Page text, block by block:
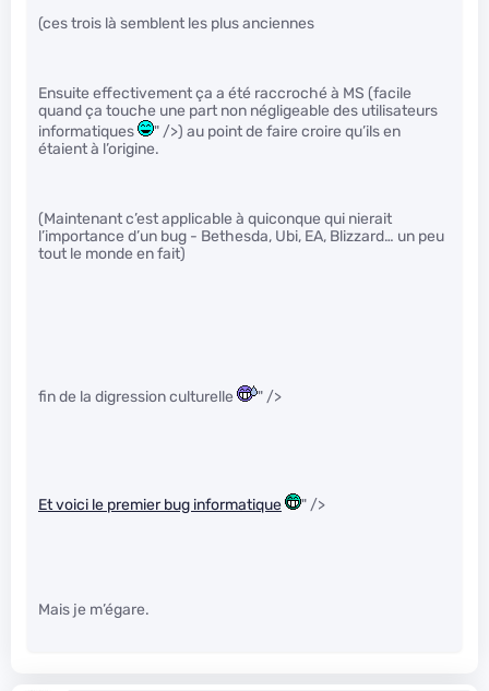
(ces trois là semblent les plus anciennes
Ensuite effectivement ça a été raccroché à MS (facile
quand ça touche une part non négligeable des utilisateurs
informatiques
" />) au point de faire croire qu’ils en
étaient à l’origine.
(Maintenant c’est applicable à quiconque qui nierait
l’importance d’un bug - Bethesda, Ubi, EA, Blizzard… un peu
tout le monde en fait)
fin de la digression culturelle " />
Et voici le premier bug informatique " />
Mais je m’égare.